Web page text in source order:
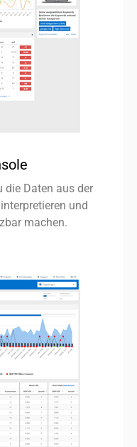
die Daten aus der
und
machen.